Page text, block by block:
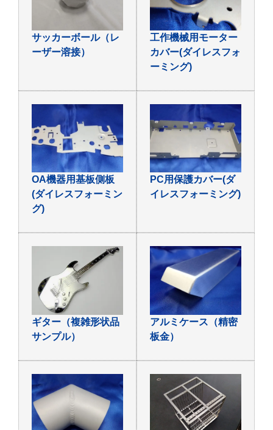
サッカーボール（レ
ーザー溶接）
工作機械用モーター
カバー(ダイレスフォ
ーミング)
OA機器用基板側板
(ダイレスフォーミン
グ)
PC用保護カバー(ダ
イレスフォーミング)
ギター（複雑形状品
サンプル）
アルミケース（精密
板金）